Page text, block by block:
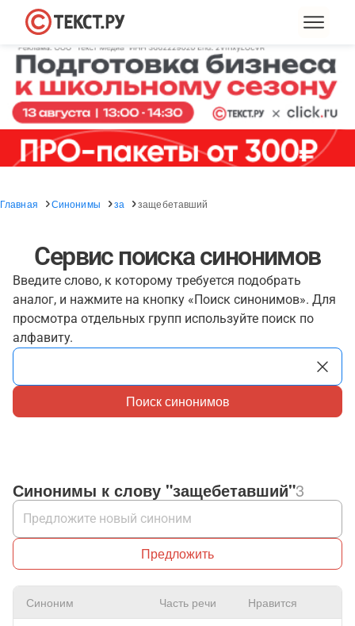
Главная Синонимы за защебетавший
Сервис поиска синонимов
Введите слово, к которому требуется подобрать
аналог, и нажмите на кнопку «Поиск синонимов». Для
просмотра отдельных групп используйте поиск по
алфавиту.
Поиск синонимов
Синонимы к слову "защебетавший"3
Предложить
Синоним Часть речи Нравится